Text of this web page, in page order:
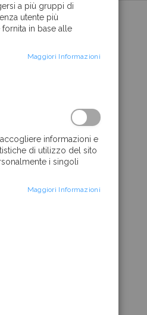
a più gruppi di
utente più
in base alle
Maggiori Informazioni
informazioni e
di utilizzo del sito
i singoli
Maggiori Informazioni